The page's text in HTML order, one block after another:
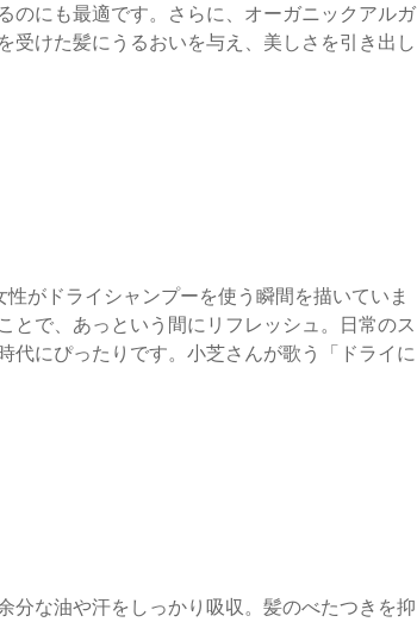
のにも最適です。さらに、オーガニックアルガ
受けた髪にうるおいを与え、美しさを引き出し
がドライシャンプーを使う瞬間を描いていま
とで、あっという間にリフレッシュ。日常のス
代にぴったりです。小芝さんが歌う「ドライに
分な油や汗をしっかり吸収。髪のべたつきを抑